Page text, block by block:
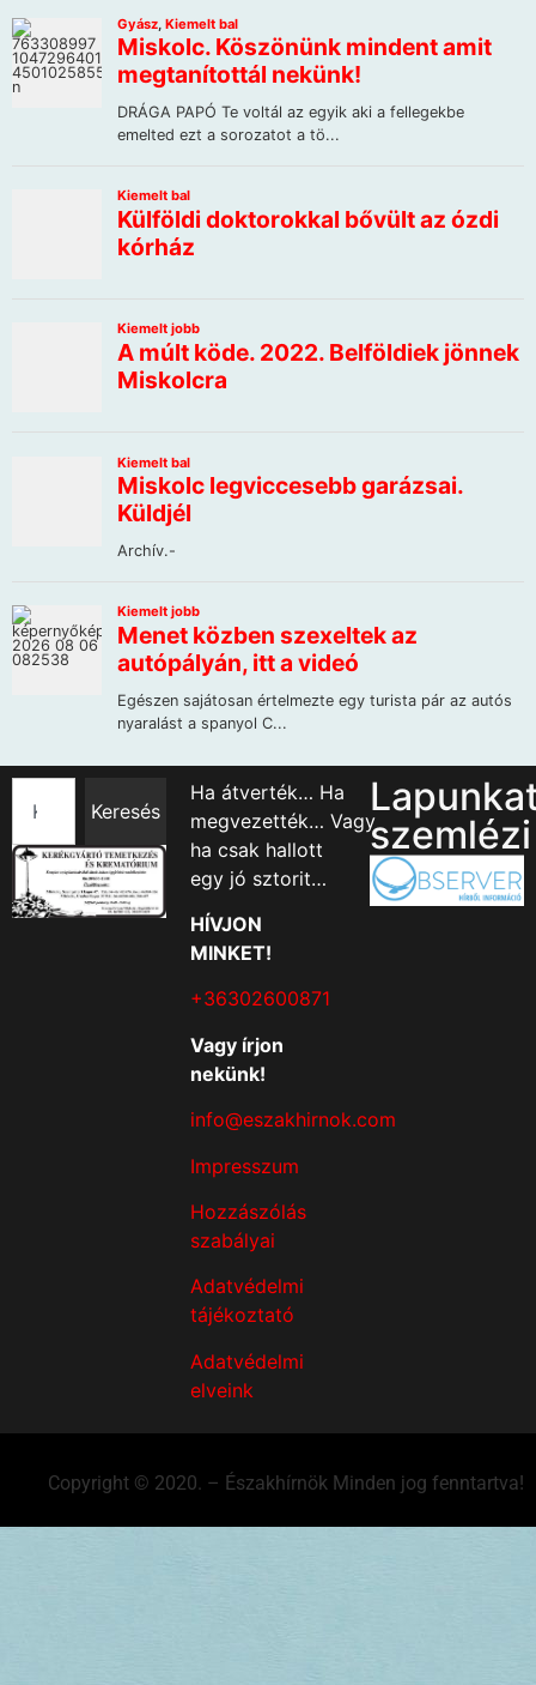
Keresés
Ha átverték… Ha
megvezették… Vagy
ha csak hallott
egy jó sztorit…
HÍVJON
MINKET!
+36302600871
Vagy írjon
nekünk!
info@eszakhirnok.com
Impresszum
Hozzászólás
szabályai
Adatvédelmi
tájékoztató
Adatvédelmi
elveink
szemlézi
Copyright © 2020. – Északhírnök Minden jog fenntartva!